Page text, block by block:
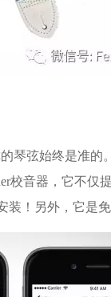
琴弦始终是准的
音器，它不仅
装！另外，它是